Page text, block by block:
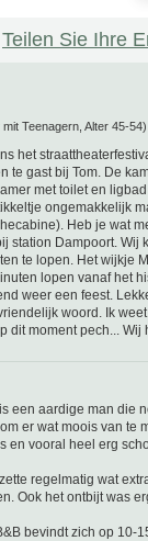
Teilen Sie Ihre
mit Teenagern, Alter 45-54)
het
te gast bij Tom. De
met toilet en
ongemakkelijk
Heb je wat
station Dampoort. Wij
te lopen. Het wijkje
lopen vanaf het
weer een feest.
woord. Ik
dit moment pech...
een aardige man die
er wat moois van te
en vooral heel erg
regelmatig wat
Ook het ontbijt was
bevindt zich op 10-